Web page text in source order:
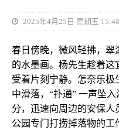
2025年4月25日 星期五 15:48
春日傍晚，微风轻拂，翠
的水墨画。杨先生趁着
受着片刻宁静。怎奈乐
中滑落，“扑通” 一声坠
分，迅速向周边的安保人
公园专门打捞掉落物的工